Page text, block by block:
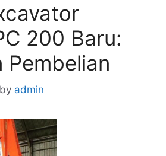
200 Baru:
Pembelian
by admin